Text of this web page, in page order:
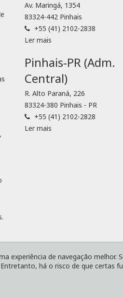
Av. Maringá, 1354
83324-442 Pinhais
+55 (41) 2102-2838
Ler mais
Pinhais-PR (Adm.
Central)
R. Alto Paraná, 226
83324-380 Pinhais - PR
+55 (41) 2102-2828
Ler mais
Termos e Condições Código de
experiência de navegação melhor.
há o risco de que certas